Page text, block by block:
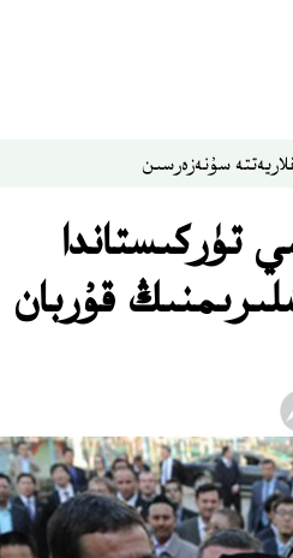
يەتتە سۇنەزەرسىن
تۈركىستاندا
قۇربان